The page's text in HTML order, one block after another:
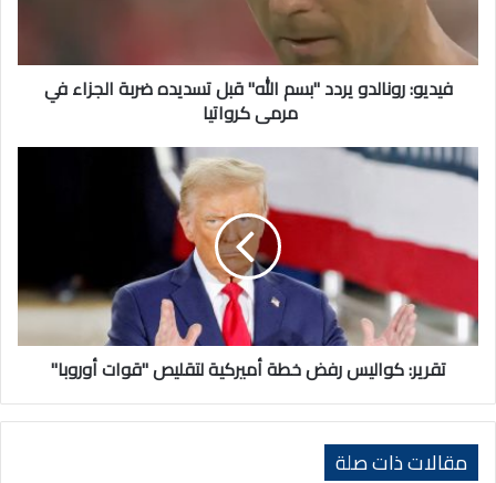
تسديده
ضربة
الجزاء
فيديو: رونالدو يردد "بسم الله" قبل تسديده ضربة الجزاء في
مرمى كرواتيا
تقرير:
كواليس
أميركية
أوروبا"
تقرير: كواليس رفض خطة أميركية لتقليص "قوات أوروبا"
مقالات ذات صلة